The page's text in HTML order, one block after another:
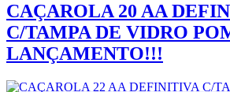
CAÇAROLA 20 AA
C/TAMPA DE VIDRO
LANÇAMENTO!!!